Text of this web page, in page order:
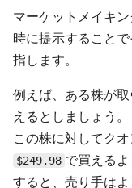
マーケットメイキ
時に提示すること
指します。
例えば、ある株が
えるとしましょう。
この株に対してク
$249.98 で買える
すると、売り手は